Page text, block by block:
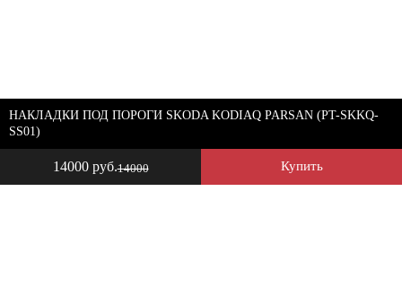
14000 руб.14000 Купить
НАКЛАДКИ ПОД ПОРОГИ SKODA KODIAQ PARSAN (PT-SKKQ-
SS01)